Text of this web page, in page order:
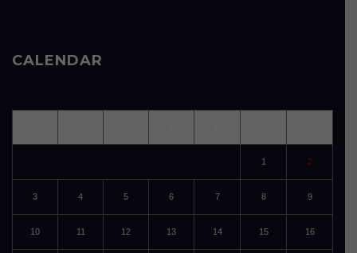
CALENDAR
1 2
3 4 5 6 7 8 9
10 11 12 13 14 15 16